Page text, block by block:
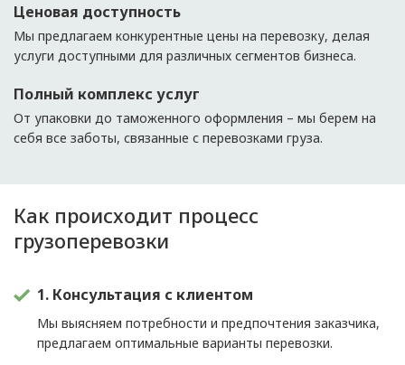
Ценовая доступность
Мы предлагаем конкурентные цены на перевозку, делая
услуги доступными для различных сегментов бизнеса.
Полный комплекс услуг
От упаковки до таможенного оформления – мы берем на
себя все заботы, связанные с перевозками груза.
Как происходит процесс
грузоперевозки
1. Консультация с клиентом
Мы выясняем потребности и предпочтения заказчика,
предлагаем оптимальные варианты перевозки.